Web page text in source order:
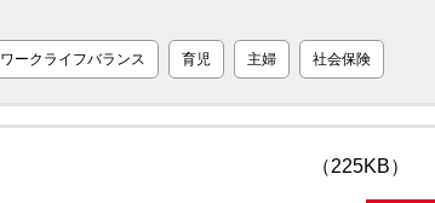
ワークライフバランス 育児 主婦 社会保険
（225KB）